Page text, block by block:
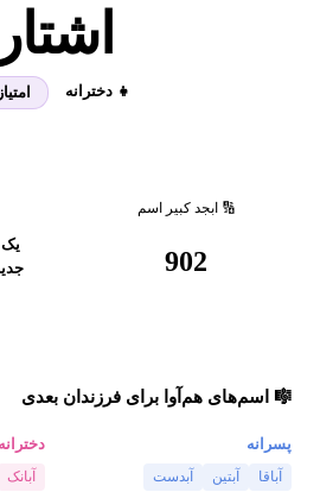
اشتار
👧 دخترانه
🔢 ابجد کبیر اسم
902
یک
🎼 اسم‌های هم‌آوا برای فرزندان بعدی
پسرانه
آباقا آبتین آبدست
دخترانه
آبانک